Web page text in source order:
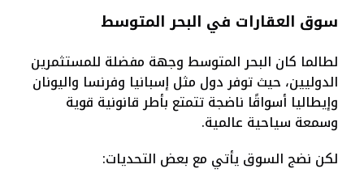
سوق العقارات في البحر المتوسط
لطالما كان البحر المتوسط وجهة مفضلة للمستثمرين
الدوليين، حيث توفر دول مثل إسبانيا وفرنسا واليونان
وإيطاليا أسواقًا ناضجة تتمتع بأطر قانونية قوية
وسمعة سياحية عالمية.
لكن نضج السوق يأتي مع بعض التحديات: